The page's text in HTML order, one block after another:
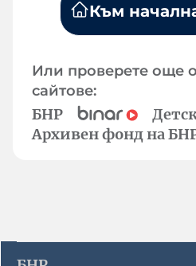
Към
Или проверете още
сайтове:
БНР
Архивен фонд на